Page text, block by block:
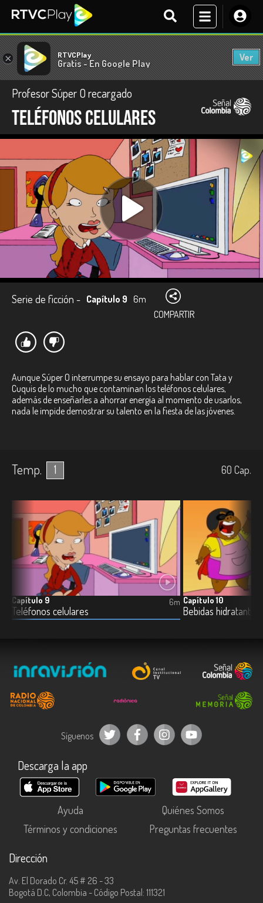
× RTVCPlay
Gratis - En Google Play
Ver
Profesor Súper O recargado
Teléfonos celulares
Serie de ficción - Capítulo 9 6m
COMPARTIR
Aunque Súper O interrumpe su ensayo para hablar con Tata y
Cuquis de lo mucho que contaminan los teléfonos celulares,
además de enseñarles a ahorrar energía al momento de usarlos,
nada le impide demostrar su talento en la fiesta de las jóvenes.
Temp. 1 60 Cap.
Capítulo 9
Teléfonos celulares
6m Capítulo 10
Bebidas hidratantes
Síguenos
Descarga la app
Ayuda
Quiénes Somos
Términos y condiciones
Preguntas frecuentes
Dirección
Av. El Dorado Cr. 45 # 26 - 33
Bogotá D.C, Colombia - Código Postal: 111321